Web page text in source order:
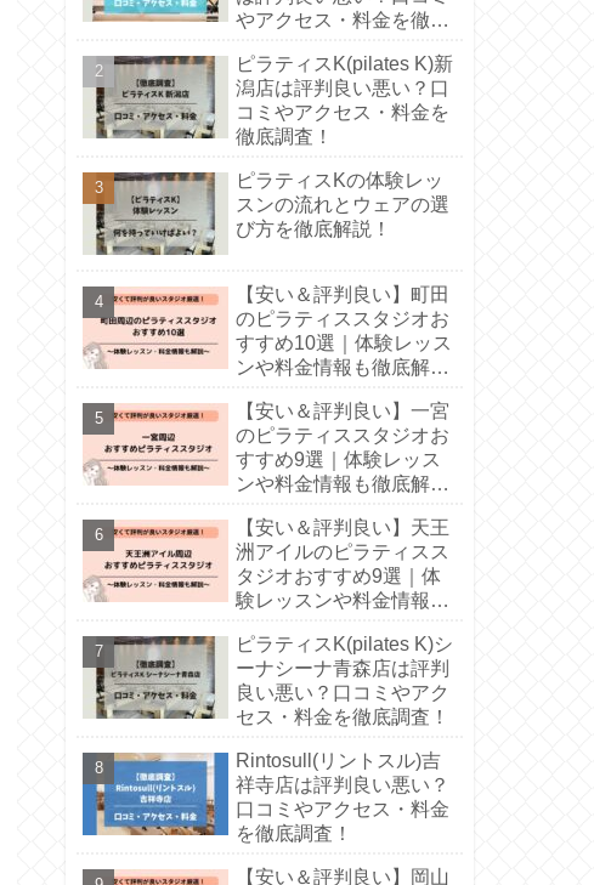
やアクセス・料金を徹底
ピラティスK(pilates K)新
潟店は評判良い悪い？口
コミやアクセス・料金を
徹底調査！
ピラティスKの体験レッ
スンの流れとウェアの選
び方を徹底解説！
【安い＆評判良い】町田
のピラティススタジオお
すすめ10選｜体験レッス
ンや料金情報も徹底解
【安い＆評判良い】一宮
のピラティススタジオお
すすめ9選｜体験レッス
ンや料金情報も徹底解
【安い＆評判良い】天王
洲アイルのピラティスス
タジオおすすめ9選｜体
験レッスンや料金情報も
ピラティスK(pilates K)シ
ーナシーナ青森店は評判
良い悪い？口コミやアク
セス・料金を徹底調査！
Rintosull(リントスル)吉
祥寺店は評判良い悪い？
口コミやアクセス・料金
を徹底調査！
【安い＆評判良い】岡山